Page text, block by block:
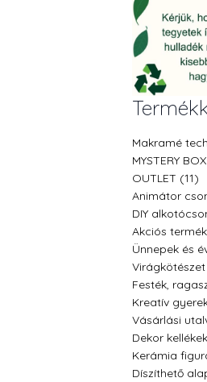
Makramé
MYSTERY
OUTLET (11)
Animátor
DIY
Akciós
Ünnepek és
Festék,
Kreatív
Vásárlási
Dekor
Kerámia
Díszíthető